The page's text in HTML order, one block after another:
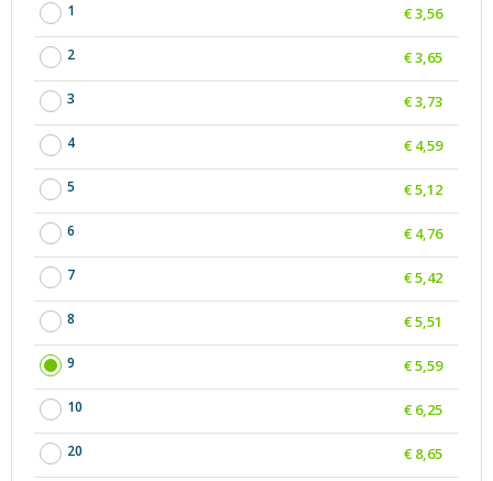
1
2
3
4
5
6
7
8
9
10
20
€ 3,56
€ 3,65
€ 3,73
€ 4,59
€ 5,12
€ 4,76
€ 5,42
€ 5,51
€ 5,59
€ 6,25
€ 8,65